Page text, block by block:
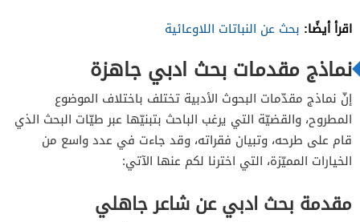
اقرأ أيضًا: بحث عن النباتات اللاوعائية
نماذج مقدمات بحث ادبي جاهزة
إنّ نماذج مقدّمات البحوث الأدبية تختلف باختلاف الموضوع
المطروح، والقضيّة التي يرغب الباحث بتبنيّها عبر طيّات البحث الذي
قام على طرحه، وتبيان فقراته، وقد جاءت في عدد واسع من
الخيارات المميّزة، التي اخترنا لكم عنها الآتي:
مقدمة بحث ادبي عن شاعر جاهلي